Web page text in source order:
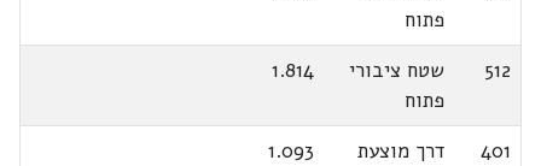
פתוח
512
שטח ציבורי
פתוח
1.814
401 דרך מוצעת
1.093